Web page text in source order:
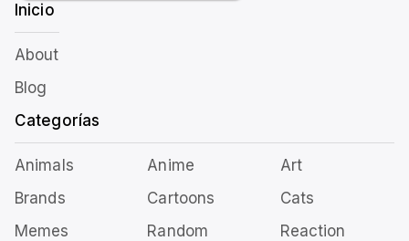
Inicio
About
Blog
Categorías
Animals Anime
Art
Brands
Cartoons
Cats
Memes
Random
Reaction